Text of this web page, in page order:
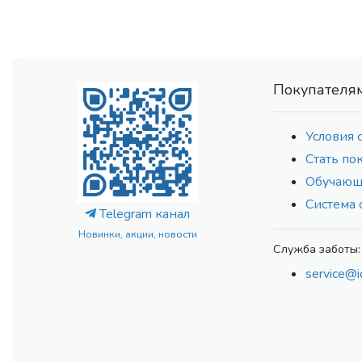
Telegram канал
Новинки, акции, новости
Условия
Стать
Система
Служба заботы: